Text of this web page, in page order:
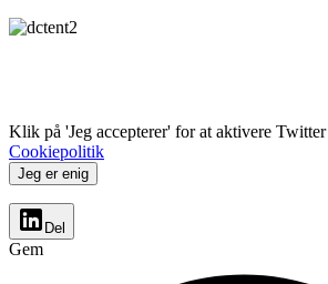
Klik på 'Jeg accepterer' for at aktivere Twitter
Cookiepolitik
Jeg er enig
Del
Gem